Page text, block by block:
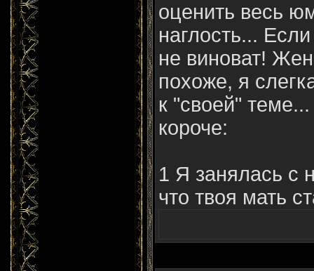
оценить весь
наглость...
не виноват!
похоже, я
к "своей"
короче:
1 Я занялась с
что твоя мать